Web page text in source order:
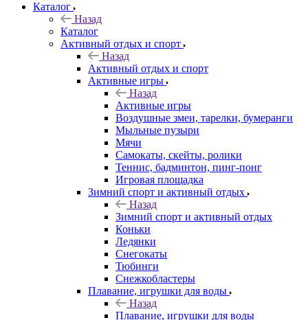
Каталог
Назад
Каталог
Активный отдых и спорт
Назад
Активный отдых и спорт
Активные игры
Назад
Активные игры
Воздушные змеи, тарелки, бумеранги
Мыльные пузыри
Мячи
Самокаты, скейты, ролики
Теннис, бадминтон, пинг-понг
Игровая площадка
Зимний спорт и активный отдых
Назад
Зимний спорт и активный отдых
Коньки
Ледянки
Снегокаты
Тюбинги
Снежкобластеры
Плавание, игрушки для воды
Назад
Плавание, игрушки для воды